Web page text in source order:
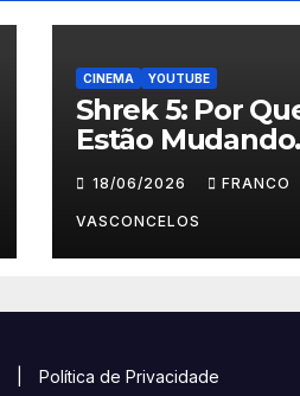
CINEMA YOUTUBE
Shrek 5: Por
Estão Mudando
Tudo?
18/06/2026 FRANCO
VASCONCELOS
Política de Privacidade